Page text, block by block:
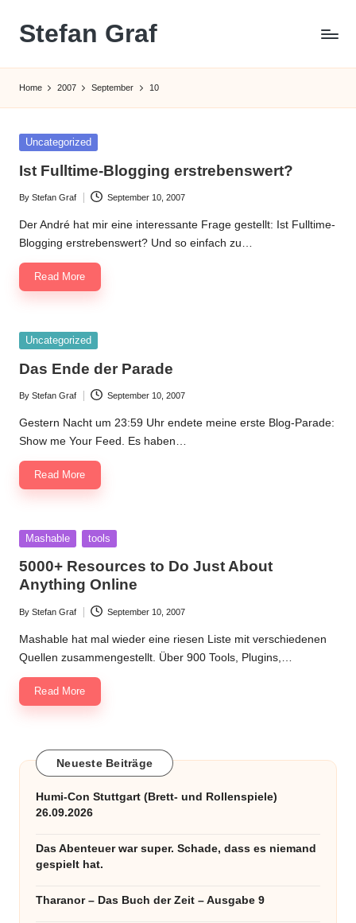
Skip
content
Stefan Graf
Home 2007 September 10
Posted
Uncategorized
Ist Fulltime-Blogging erstrebenswert?
Posted
by
By Stefan Graf September 10, 2007
Der André hat mir eine interessante Frage gestellt: Ist Fulltime-
Blogging erstrebenswert? Und so einfach zu…
Read More
Posted
Uncategorized
Das Ende der Parade
Posted
by
By Stefan Graf September 10, 2007
Gestern Nacht um 23:59 Uhr endete meine erste Blog-Parade:
Show me Your Feed. Es haben…
Read More
Posted
Mashable tools
5000+ Resources to Do Just About
Anything Online
Posted
by
By Stefan Graf September 10, 2007
Mashable hat mal wieder eine riesen Liste mit verschiedenen
Quellen zusammengestellt. Über 900 Tools, Plugins,…
Read More
Neueste Beiträge
Humi-Con Stuttgart (Brett- und Rollenspiele)
26.09.2026
Das Abenteuer war super. Schade, dass es niemand
gespielt hat.
Tharanor – Das Buch der Zeit – Ausgabe 9